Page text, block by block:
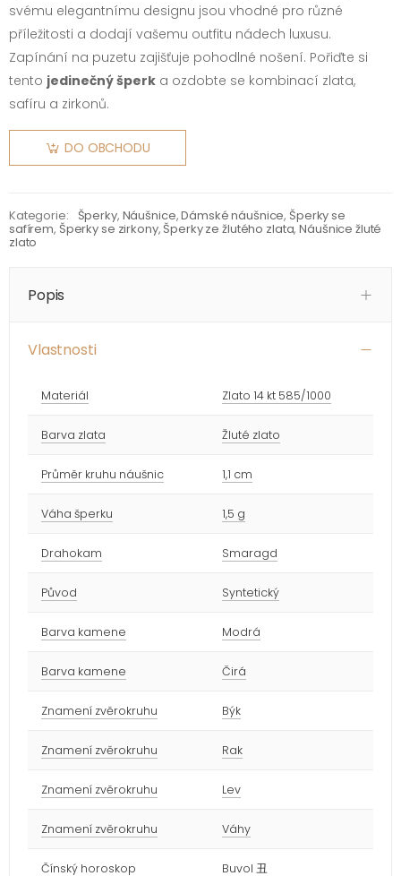
svému elegantnímu designu jsou vhodné pro různé
příležitosti a dodají vašemu outfitu nádech luxusu.
Zapínání na puzetu zajišťuje pohodlné nošení. Pořiďte si
tento jedinečný šperk a ozdobte se kombinací zlata,
safíru a zirkonů.
DO OBCHODU
Kategorie: Šperky, Náušnice,Dámské náušnice,Šperky se
safírem, Šperky se zirkony,Šperky ze žlutého zlata,Náušnice žluté
zlato
Popis
Vlastnosti
Materiál Zlato 14 kt 585/1000
Barva zlata Žluté zlato
Průměr kruhu náušnic 1,1 cm
Váha šperku 1,5 g
Drahokam Smaragd
Původ Syntetický
Barva kamene Modrá
Barva kamene Čirá
Znamení zvěrokruhu Býk
Znamení zvěrokruhu Rak
Znamení zvěrokruhu Lev
Znamení zvěrokruhu Váhy
Čínský horoskop Buvol 丑